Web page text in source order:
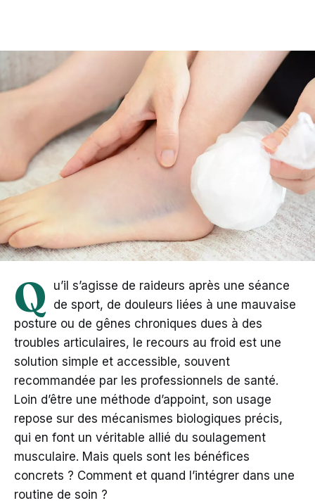
Q
u’il s’agisse de raideurs après une séance
de sport, de douleurs liées à une mauvaise
posture ou de gênes chroniques dues à des
troubles articulaires, le recours au froid est une
solution simple et accessible, souvent
recommandée par les professionnels de santé.
Loin d’être une méthode d’appoint, son usage
repose sur des mécanismes biologiques précis,
qui en font un véritable allié du soulagement
musculaire. Mais quels sont les bénéfices
concrets ? Comment et quand l’intégrer dans une
routine de soin ?